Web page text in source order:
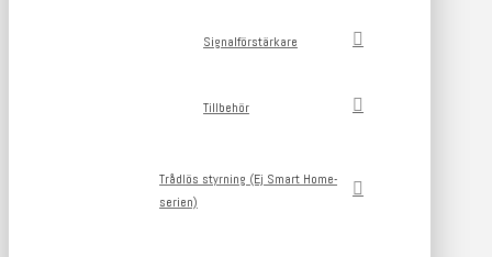
Signalförstärkare
Tillbehör
Trådlös styrning (Ej Smart Home-
serien)